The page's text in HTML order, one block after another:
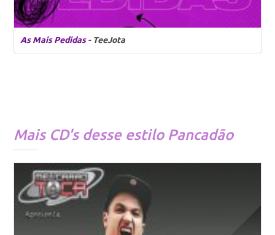
As Mais Pedidas - TeeJota
Mais CD's desse estilo Pancadão